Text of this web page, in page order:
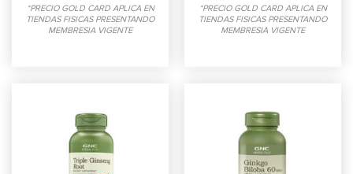
*PRECIO GOLD CARD APLICA EN
TIENDAS FISICAS PRESENTANDO
MEMBRESIA VIGENTE
*PRECIO GOLD CARD APLICA EN
TIENDAS FISICAS PRESENTANDO
MEMBRESIA VIGENTE